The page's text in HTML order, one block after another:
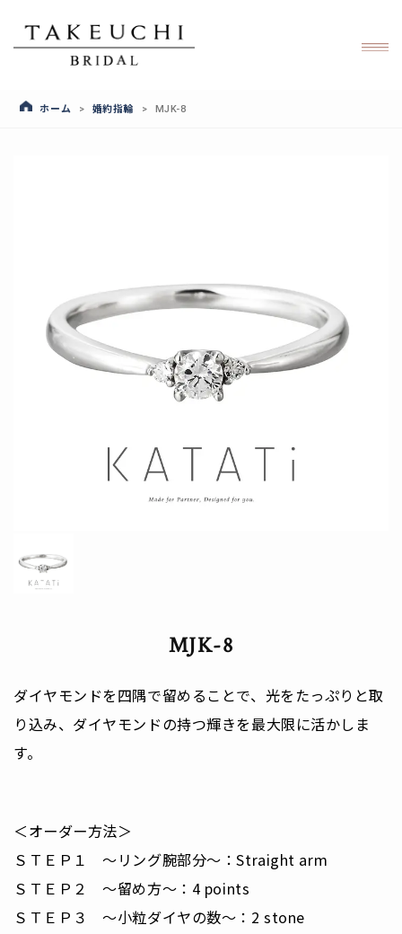
ホーム > 婚約指輪 > MJK-8
MJK-8
ダイヤモンドを四隅で留めることで、光をたっぷりと取
り込み、ダイヤモンドの持つ輝きを最大限に活かしま
す。
＜オーダー方法＞
ＳＴＥＰ１ ～リング腕部分～：Straight arm
ＳＴＥＰ２ ～留め方～：4 points
ＳＴＥＰ３ ～小粒ダイヤの数～：2 stone